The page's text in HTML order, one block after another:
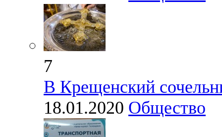
7
В Крещенский
18.01.2020 Общество